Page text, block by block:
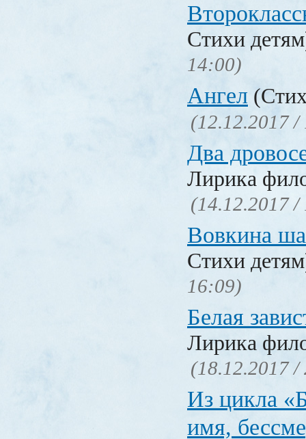
Стихи
14:00)
Ангел
(12.12.2017 /
Два
Лирика
(14.12.2017 /
Вовкина
Стихи
16:09)
Белая
Лирика
(18.12.2017 /
Из цикла
имя,